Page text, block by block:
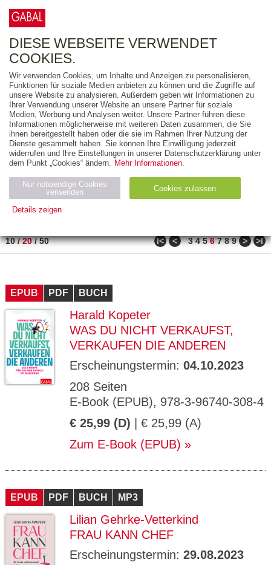
FREITEXT
AUSGABEART
AUS DER REIHE
ZUM THEMA
Neuerscheinung
Bestseller
PREIS
10/20/50 ǀ< < 3 4 5 6 7 8 9 > >ǀ
EPUB PDF BUCH
Harald Kopeter
WAS DU NICHT VERKAUFST,
VERKAUFEN DIE ANDEREN
Erscheinungstermin: 04.10.2023
208 Seiten
E-Book (EPUB), 978-3-96740-308-4
€ 25,99 (D) | € 25,99 (A)
Zum E-Book (EPUB)
EPUB PDF BUCH MP3
Lilian Gehrke-Vetterkind
FRAU KANN CHEF
Erscheinungstermin: 29.08.2023
DIESE WEBSEITE VERWENDET
COOKIES.
Wir verwenden Cookies, um Inhalte und Anzeigen zu personalisieren,
Funktionen für soziale Medien anbieten zu können und die Zugriffe auf
unsere Website zu analysieren. Außerdem geben wir Informationen zu
Ihrer Verwendung unserer Website an unsere Partner für soziale
Medien, Werbung und Analysen weiter. Unsere Partner führen diese
Informationen möglicherweise mit weiteren Daten zusammen, die Sie
ihnen bereitgestellt haben oder die sie im Rahmen Ihrer Nutzung der
Dienste gesammelt haben. Sie können Ihre Einwilligung jederzeit
widerrufen und Ihre Einstellungen in unserer Datenschutzerklärung unter
dem Punkt „Cookies“ ändern. Mehr Informationen.
Nur notwendige Cookies
verwenden
Cookies zulassen
Details zeigen
Name Zweck
Ty
ESSION
_ID
verlag.
de
Session verwendet
GV_CO
OKIES
gabal-
Speichert den Zustimmungsstatus des
Benutzers für Cookies auf der aktuellen
Domäne.
ge